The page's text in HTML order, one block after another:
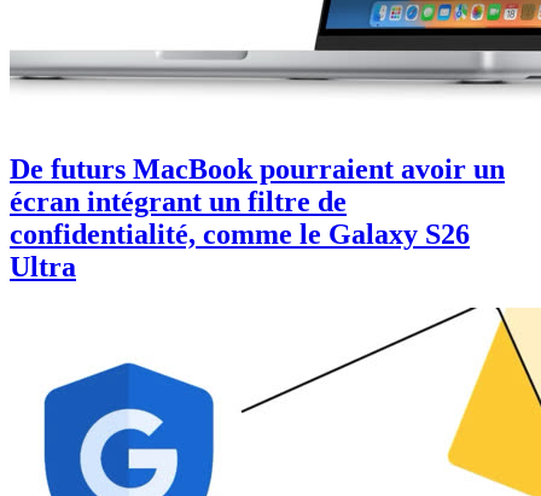
De futurs MacBook pourraient avoir un
écran intégrant un filtre de
confidentialité, comme le Galaxy S26
Ultra